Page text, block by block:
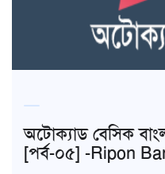
অটোক্যাড বেসিক
[পর্ব-০৫] -Ripon